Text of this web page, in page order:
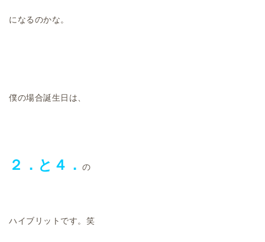
になるのかな。
僕の場合誕生日は、
２．と４． の
ハイブリットです。笑